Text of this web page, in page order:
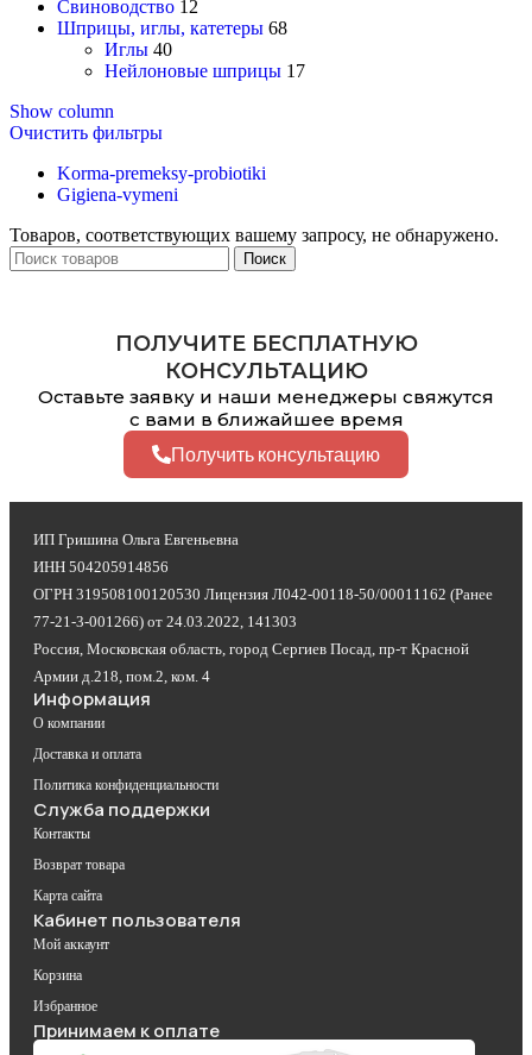
Свиноводство 12
Шприцы, иглы, катетеры 68
Иглы 40
Нейлоновые шприцы 17
Show column
Очистить фильтры
Korma-premeksy-probiotiki
Gigiena-vymeni
Товаров, соответствующих вашему запросу, не обнаружено.
Поиск
ПОЛУЧИТЕ БЕСПЛАТНУЮ
КОНСУЛЬТАЦИЮ
Оставьте заявку и наши менеджеры свяжутся
с вами в ближайшее время
Получить консультацию
ИП Гришина Ольга Евгеньевна
ИНН 504205914856
ОГРН 319508100120530 Лицензия Л042-00118-50/00011162 (Ранее
77-21-3-001266) от 24.03.2022, 141303
Россия, Московская область, город Сергиев Посад, пр-т Красной
Армии д.218, пом.2, ком. 4
Информация
О компании
Доставка и оплата
Политика конфиденциальности
Служба поддержки
Контакты
Возврат товара
Карта сайта
Кабинет пользователя
Мой аккаунт
Корзина
Избранное
Принимаем к оплате